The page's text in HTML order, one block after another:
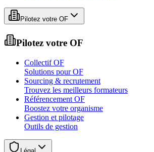
Pilotez votre OF
Pilotez votre OF
Collectif OF
Solutions pour OF
Sourcing & recrutement
Trouvez les meilleurs formateurs
Référencement OF
Boostez votre organisme
Gestion et pilotage
Outils de gestion